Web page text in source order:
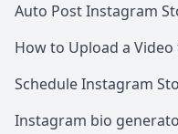
Auto Post Instagram
How to Upload a
Schedule Instagram
Instagram bio